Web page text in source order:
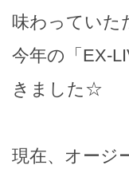
味わっていた
今年の「EX-
きました☆
現在、オージ